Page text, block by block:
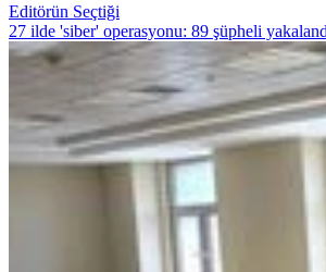
Editörün Seçtiği
27 ilde 'siber' operasyonu: 89 şüpheli